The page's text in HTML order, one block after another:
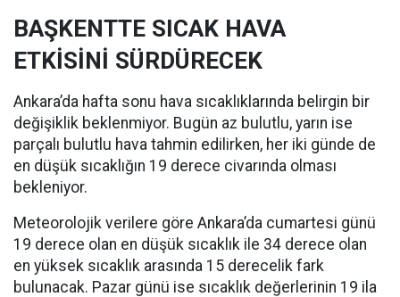
BAŞKENTTE SICAK HAVA
ETKİSİNİ SÜRDÜRECEK
Ankara’da hafta sonu hava sıcaklıklarında belirgin bir
değişiklik beklenmiyor. Bugün az bulutlu, yarın ise
parçalı bulutlu hava tahmin edilirken, her iki günde de
en düşük sıcaklığın 19 derece civarında olması
bekleniyor.
Meteorolojik verilere göre Ankara’da cumartesi günü
19 derece olan en düşük sıcaklık ile 34 derece olan
en yüksek sıcaklık arasında 15 derecelik fark
bulunacak. Pazar günü ise sıcaklık değerlerinin 19 ila